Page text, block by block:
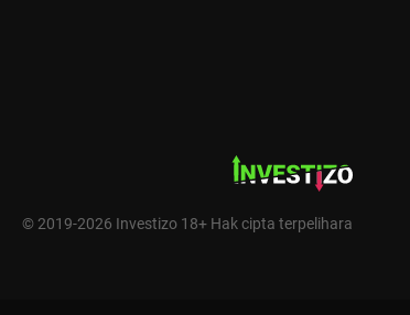
© 2019-2026 Investizo 18+ Hak cipta terpelihara